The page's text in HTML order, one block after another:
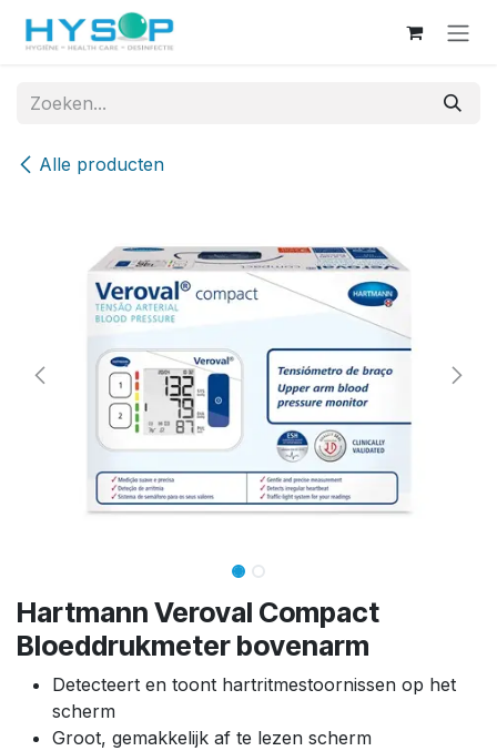
Overslaan naar inhoud
Alle producten
Hartmann Veroval Compact
Bloeddrukmeter bovenarm
Detecteert en toont hartritmestoornissen op het
scherm
Groot, gemakkelijk af te lezen scherm